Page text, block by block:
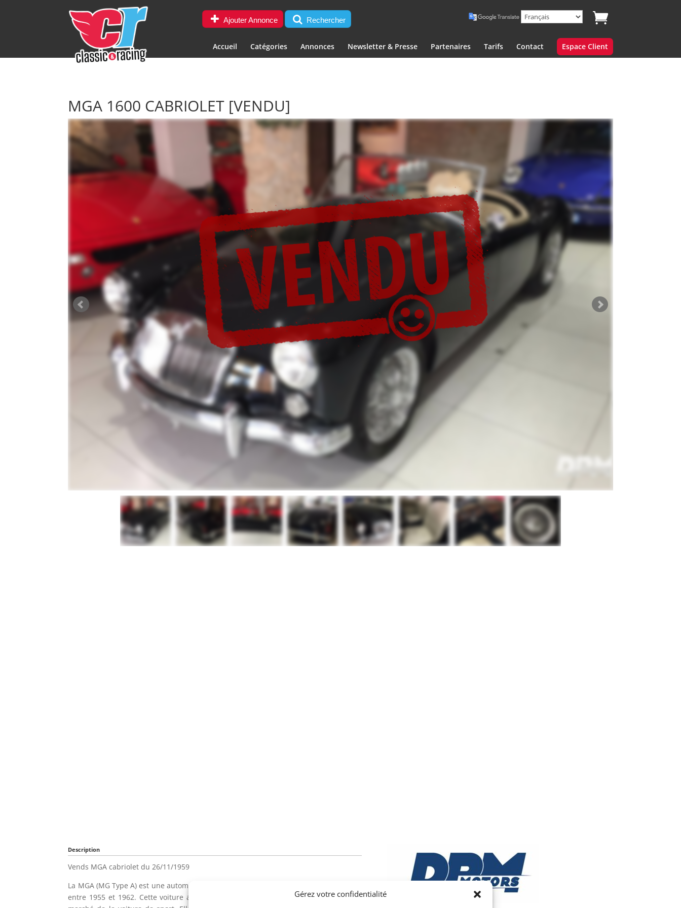
Gérez votre confidentialité
Ajouter Annonce Rechercher
Accueil Catégories Annonces Newsletter & Presse Partenaires Tarifs Contact Espace Client
MGA 1600 CABRIOLET [VENDU]
Description
Vends MGA cabriolet du 26/11/1959
La MGA (MG Type A) est une automobile de la marque MG (Morris Garages) construite
entre 1955 et 1962. Cette voiture a fait de la firme d’Abington le leader mondial du